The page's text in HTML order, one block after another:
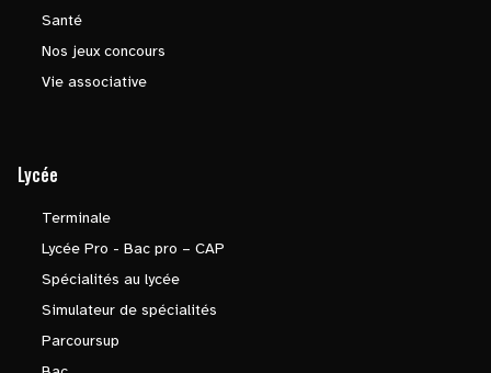
Santé
Nos jeux concours
Vie associative
Lycée
Terminale
Lycée Pro - Bac pro – CAP
Spécialités au lycée
Simulateur de spécialités
Parcoursup